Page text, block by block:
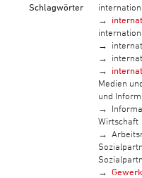
Schlagwörter
Medien
und
Wirtschaft